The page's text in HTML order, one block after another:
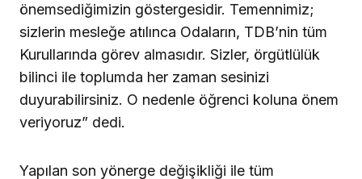
önemsediğimizin göstergesidir. Temennimiz;
sizlerin mesleğe atılınca Odaların, TDB’nin tüm
Kurullarında görev almasıdır. Sizler, örgütlülük
bilinci ile toplumda her zaman sesinizi
duyurabilirsiniz. O nedenle öğrenci koluna önem
veriyoruz” dedi.
Yapılan son yönerge değişikliği ile tüm